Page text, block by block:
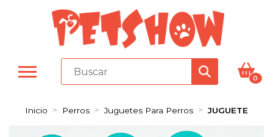
0
Inicio Perros Juguetes Para Perros JUGUETE